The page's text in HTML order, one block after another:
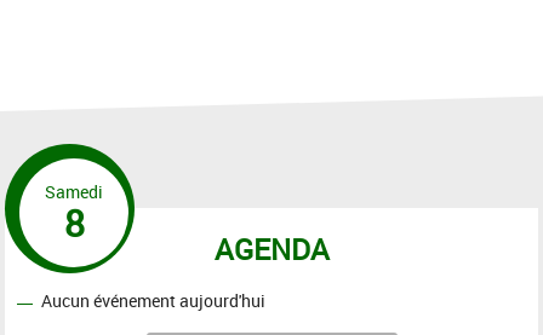
AGENDA
Samedi
8
Aucun événement aujourd'hui